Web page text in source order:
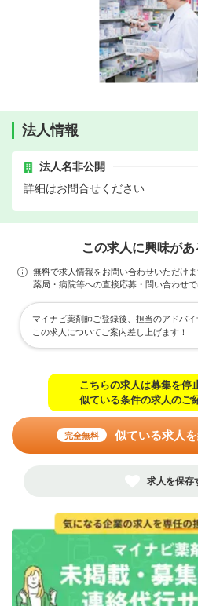
法人情報
法人名非公開
詳細はお問合せください
この求人に興味が
無料で求人情報をお問い合わせいただけま
薬局・病院等への直接応募・問い合わせ
マイナビ薬剤師ご登録後、担当のアドバイ
この求人についてご案内差し上げます！
こちらの求人は募集を停
似ている条件の求人のご
完全無料 似ている求人
求人を保存